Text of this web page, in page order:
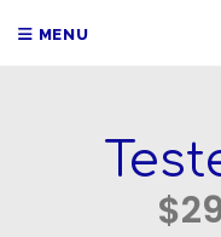
MENU